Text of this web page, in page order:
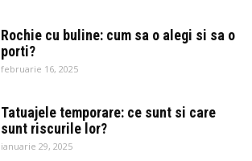
Rochie cu buline: cum sa o alegi si sa o
porti?
februarie 16, 2025
Tatuajele temporare: ce sunt si care
sunt riscurile lor?
ianuarie 29, 2025